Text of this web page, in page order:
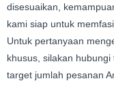
disesuaikan,
kami siap untuk
Untuk pertanyaan
khusus, silakan
target jumlah pesanan